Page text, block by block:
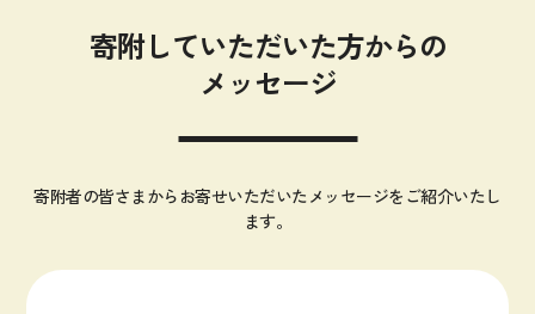
寄附していただいた方からの
メッセージ
寄附者の皆さまからお寄せいただいたメッセージをご紹介いたし
ます。